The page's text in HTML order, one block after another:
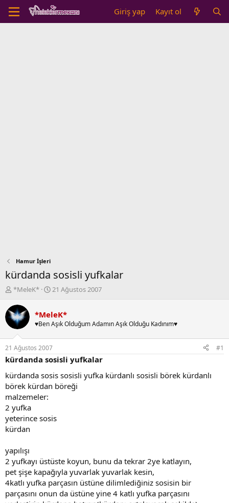
Giriş yap Kayıt ol
Hamur İşleri
kürdanda sosisli yufkalar
K
n
b
u
y
u
b
a
l
a
t
a
n
*MeleK*
B
l
a
g
ı
ç
t
a
r
i
21 Ağustos 2007
*MeleK*
♥Ben Aşık Olduğum Adamın Aşık Olduğu Kadınım♥
21 Ağustos 2007 #1
kürdanda sosisli yufkalar
kürdanda sosis sosisli yufka kürdanlı sosisli börek kürdanlı
börek kürdan böreği
malzemeler:
2 yufka
yeterince sosis
kürdan
yapılışı
2 yufkayı üstüste koyun, bunu da tekrar 2ye katlayın,
pet şişe kapağıyla yuvarlak yuvarlak kesin,
4katlı yufka parçasın üstüne dilimlediğiniz sosisin bir
parçasını onun da üstüne yine 4 katlı yufka parçasını